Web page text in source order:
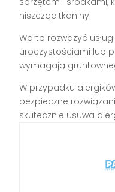
niszcząc tkaniny.
Warto rozważyć
uroczystościami lub
wymagają
W przypadku
bezpieczne
skutecznie usuwa